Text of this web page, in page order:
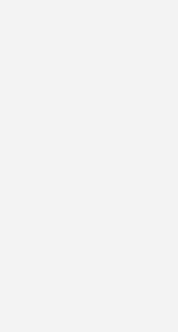
Peintures rupestres à
La chimie crée sa
pigments, glacis, couleurs,
synthétique, ocre, bleus,